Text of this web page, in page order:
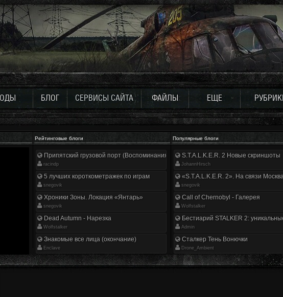
БЛОГ СЕРВИСЫ САЙТА ФАЙЛЫ ЕЩЕ
Рейтинговые блоги Популярные блоги
Припятский грузовой порт (Воспоминания ликвидатора)
racindp
5 лучших короткометражек по играм
snegovik
Хроники Зоны. Локация «Янтарь»
snegovik
Dead Autumn - Нарезка
Wolfstalker
Знакомые все лица (окончание)
Enclave
S.T.A.L.K.E.R. 2 Новые скриншоты
JohannHirsch
«S.T.A.L.K.E.R. 2». На связи
snegovik
Call of Chernobyl - Галерея
Wolfstalker
Бестиарий STALKER 2:
Аdmin
Сталкер Тень Вонючки
Drone_Ambient